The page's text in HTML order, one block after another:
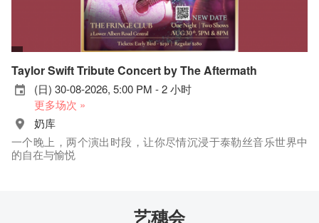
Taylor Swift Tribute Concert by The Aftermath
(日) 30-08-2026, 5:00 PM - 2 小时
更多场次 »
奶库
一个晚上，两个演出时段，让你尽情沉浸于泰勒丝音乐世界中
的自在与愉悦
艺穗会